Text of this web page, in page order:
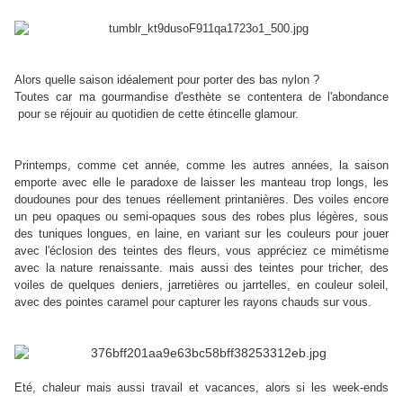
Alors quelle saison idéalement pour porter des bas nylon ?
Toutes car ma gourmandise d'esthète se contentera de l'abondance
pour se réjouir au quotidien de cette étincelle glamour.
Printemps, comme cet année, comme les autres années, la saison
emporte avec elle le paradoxe de laisser les manteau trop longs, les
doudounes pour des tenues réellement printanières. Des voiles encore
un peu opaques ou semi-opaques sous des robes plus légères, sous
des tuniques longues, en laine, en variant sur les couleurs pour jouer
avec l'éclosion des teintes des fleurs, vous appréciez ce mimétisme
avec la nature renaissante. mais aussi des teintes pour tricher, des
voiles de quelques deniers, jarretières ou jarrtelles, en couleur soleil,
avec des pointes caramel pour capturer les rayons chauds sur vous.
Eté, chaleur mais aussi travail et vacances, alors si les week-ends